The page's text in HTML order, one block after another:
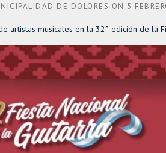
DE DOLORES ON 5
artistas musicales en la 32° edición de la